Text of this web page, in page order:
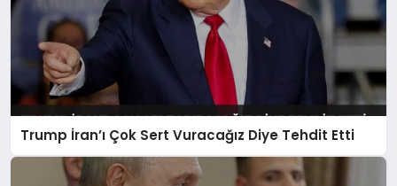
Trump İran’ı Çok Sert Vuracağız Diye Tehdit Etti